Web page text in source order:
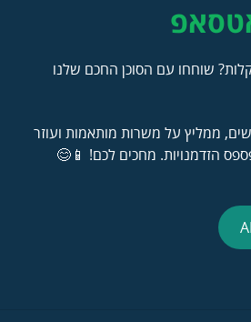
שוחחו עם הסוכן החכם שלנו
ממליץ על משרות מותאמות ועוזר
הזדמנויות. מחכים לכם! 📱😊